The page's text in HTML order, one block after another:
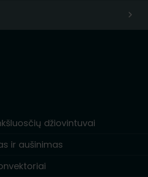
džiovintuvai
ir aušinimas